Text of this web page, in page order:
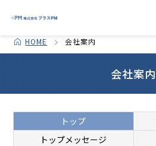
HOME 会社案内
会社案内
トップ
トップメッセージ